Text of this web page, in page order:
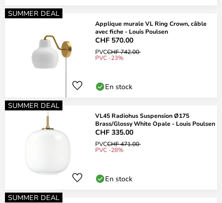
SUMMER DEAL
Applique murale VL Ring Crown, câble
avec fiche - Louis Poulsen
CHF 570.00
PVCCHF 742.00
PVC -23%
En stock
SUMMER DEAL
VL45 Radiohus Suspension Ø175
Brass/Glossy White Opale - Louis Poulsen
CHF 335.00
PVCCHF 471.00
PVC -28%
En stock
SUMMER DEAL